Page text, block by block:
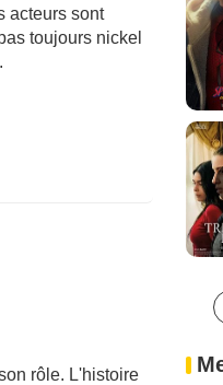
acteurs sont
toujours nickel
rôle. L'histoire